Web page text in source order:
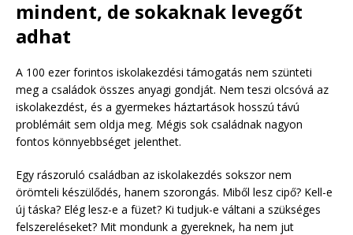
mindent, de sokaknak levegőt
adhat
A 100 ezer forintos iskolakezdési támogatás nem szünteti
meg a családok összes anyagi gondját. Nem teszi olcsóvá az
iskolakezdést, és a gyermekes háztartások hosszú távú
problémáit sem oldja meg. Mégis sok családnak nagyon
fontos könnyebbséget jelenthet.
Egy rászoruló családban az iskolakezdés sokszor nem
örömteli készülődés, hanem szorongás. Miből lesz cipő? Kell-e
új táska? Elég lesz-e a füzet? Ki tudjuk-e váltani a szükséges
felszereléseket? Mit mondunk a gyereknek, ha nem jut